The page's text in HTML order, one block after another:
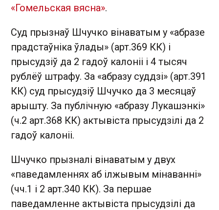
«Гомельская вясна».
Суд прызнаў Шчучко вінаватым у «абразе
прадстаўніка ўлады» (арт.369 КК) і
прысудзіў да 2 гадоў калоніі і 4 тысяч
рублёў штрафу. За «абразу суддзі» (арт.391
КК) суд прысудзіў Шчучко да 3 месяцаў
арышту. За публічную «абразу Лукашэнкі»
(ч.2 арт.368 КК) актывіста прысудзілі да 2
гадоў калоніі.
Шчучко прызналі вінаватым у двух
«паведамленнях аб ілжывым мінаванні»
(чч.1 і 2 арт.340 КК). За першае
паведамленне актывіста прысудзілі да